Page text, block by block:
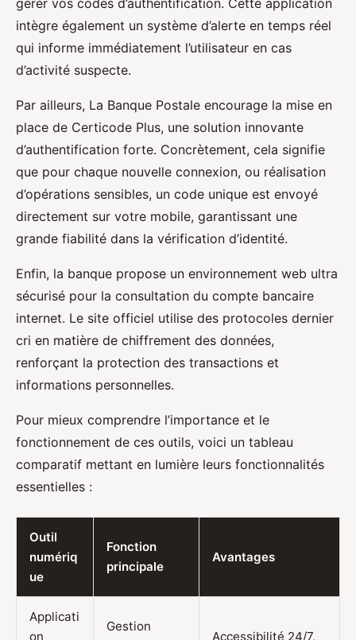
intègre également un système d’alerte en temps réel
qui informe immédiatement l’utilisateur en cas
d’activité suspecte.
Par ailleurs, La Banque Postale encourage la mise en
place de Certicode Plus, une solution innovante
d’authentification forte. Concrètement, cela signifie
que pour chaque nouvelle connexion, ou réalisation
d’opérations sensibles, un code unique est envoyé
directement sur votre mobile, garantissant une
grande fiabilité dans la vérification d’identité.
Enfin, la banque propose un environnement web ultra
sécurisé pour la consultation du compte bancaire
internet. Le site officiel utilise des protocoles dernier
cri en matière de chiffrement des données,
renforçant la protection des transactions et
informations personnelles.
Pour mieux comprendre l’importance et le
fonctionnement de ces outils, voici un tableau
comparatif mettant en lumière leurs fonctionnalités
essentielles :
Outil
numériq
ue
Fonction
principale
Avantages
Applicati
on
Gestion
Accessibilité 24/7,